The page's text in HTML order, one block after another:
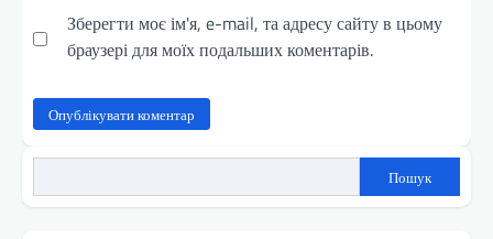
Зберегти моє ім'я, e-mail, та адресу сайту в цьому
браузері для моїх подальших коментарів.
Пошук